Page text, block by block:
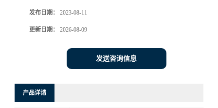
发布日期： 2023-08-11
更新日期： 2026-08-09
发送咨询信息
产品详请